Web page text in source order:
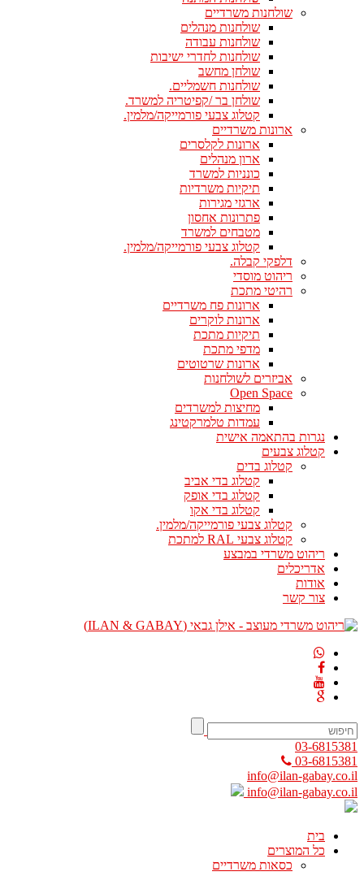
שולחנות משרדיים
שולחנות מנהלים
שולחנות עבודה
שולחנות לחדרי ישיבות
שולחן מחשב
שולחנות חשמליים.
שולחן בר /קפיטריה למשרד.
קטלוג צבעי פורמייקה/מלמין.
ארונות משרדיים
ארונות לקלסרים
ארון מנהלים
כונניות למשרד
תיקיות משרדיות
ארגזי מגירות
פתרונות אחסון
מטבחים למשרד
קטלוג צבעי פורמייקה/מלמין.
דלפקי קבלה.
ריהוט מוסדי
רהיטי מתכת
ארונות פח משרדיים
ארונות לוקרים
תיקיות מתכת
מדפי מתכת
ארונות שרטוטים
אביזרים לשולחנות
Open Space
מחיצות למשרדים
עמדות טלמרקטינג
נגרות בהתאמה אישית
קטלוג צבעים
קטלוג בדים
קטלוג בדי אביב
קטלוג בדי אופק
קטלוג בדי אקו
קטלוג צבעי פורמייקה/מלמין.
קטלוג צבעי RAL למתכת
ריהוט משרדי במבצע
אדריכלים
אודות
צור קשר
03-6815381
03-6815381
info@ilan-gabay.co.il
info@ilan-gabay.co.il
בית
כל המוצרים
כסאות משרדיים